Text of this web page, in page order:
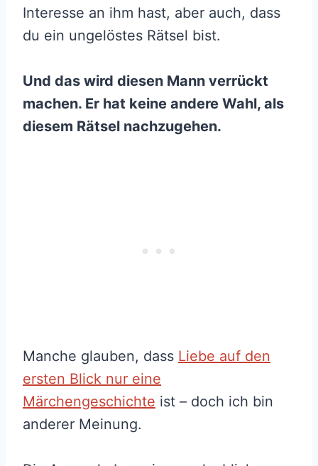
Interesse an ihm hast, aber auch, dass
du ein ungelöstes Rätsel bist.
Und das wird diesen Mann verrückt
machen. Er hat keine andere Wahl, als
diesem Rätsel nachzugehen.
Manche glauben, dass Liebe auf den
ersten Blick nur eine
Märchengeschichte ist – doch ich bin
anderer Meinung.